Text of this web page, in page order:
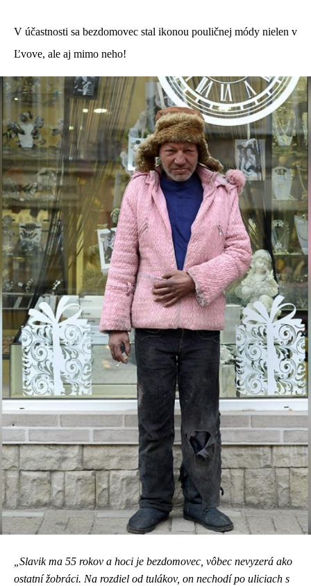
V účastnosti sa bezdomovec stal ikonou pouličnej módy nielen v
Ľvove, ale aj mimo neho!
„Slavik ma 55 rokov a hoci je bezdomovec, vôbec nevyzerá ako
ostatní žobráci. Na rozdiel od tulákov, on nechodí po uliciach s